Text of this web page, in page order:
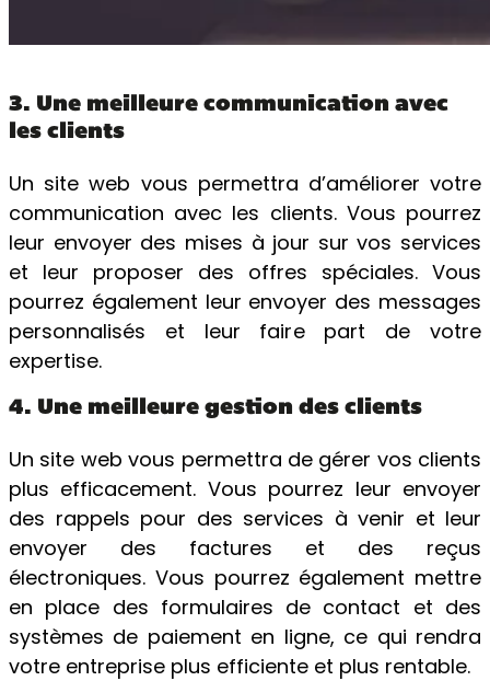
3. Une meilleure communication avec
les clients
Un site web vous permettra d’améliorer votre
communication avec les clients. Vous pourrez
leur envoyer des mises à jour sur vos services
et leur proposer des offres spéciales. Vous
pourrez également leur envoyer des messages
personnalisés et leur faire part de votre
expertise.
4. Une meilleure gestion des clients
Un site web vous permettra de gérer vos clients
plus efficacement. Vous pourrez leur envoyer
des rappels pour des services à venir et leur
envoyer des factures et des reçus
électroniques. Vous pourrez également mettre
en place des formulaires de contact et des
systèmes de paiement en ligne, ce qui rendra
votre entreprise plus efficiente et plus rentable.